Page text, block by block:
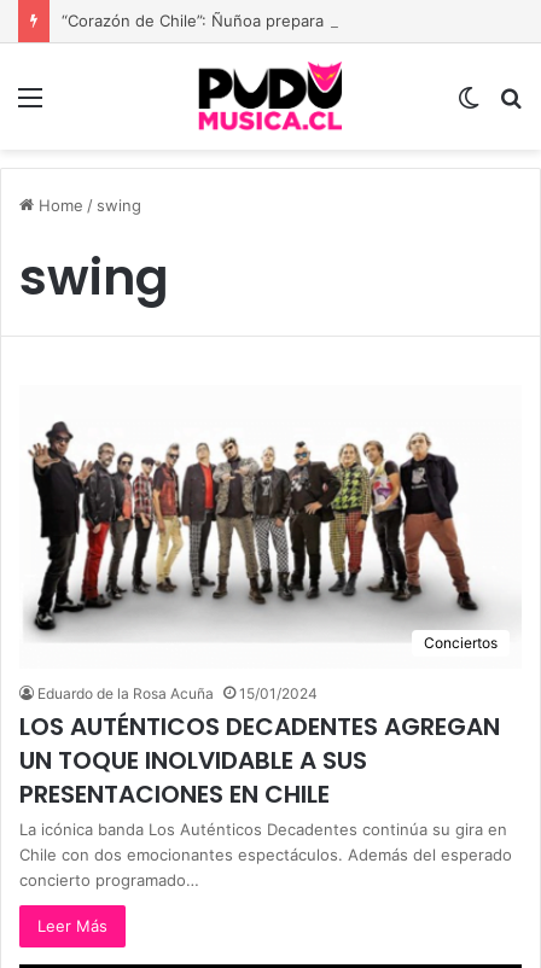
Switch
Home / swing
swing
Conciertos
Eduardo de la Rosa Acuña 15/01/2024
LOS AUTÉNTICOS DECADENTES AGREGAN
UN TOQUE INOLVIDABLE A SUS
PRESENTACIONES EN CHILE
La icónica banda Los Auténticos Decadentes continúa su gira en
Chile con dos emocionantes espectáculos. Además del esperado
concierto programado…
Leer Más